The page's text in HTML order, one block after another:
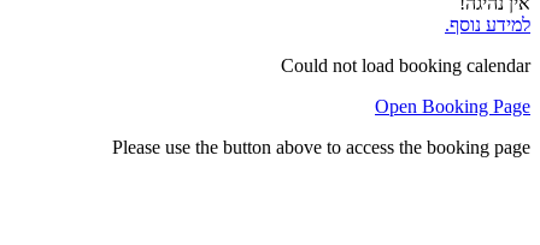
למידע נוסף.
Could not load booking calendar
Open Booking Page
Please use the button above to access the booking page